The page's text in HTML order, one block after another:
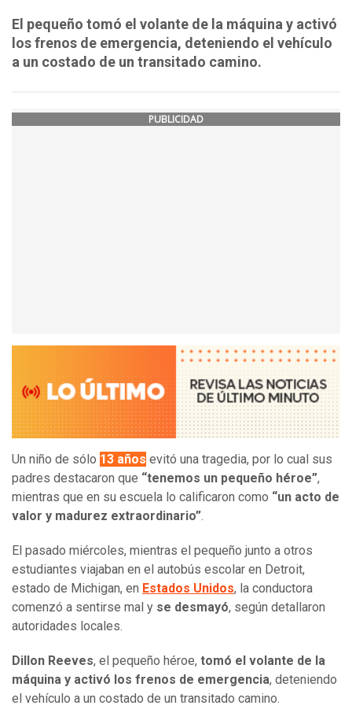
El pequeño tomó el volante de la máquina y activó
los frenos de emergencia, deteniendo el vehículo
a un costado de un transitado camino.
PUBLICIDAD
Un niño de sólo 13 años evitó una tragedia, por lo cual sus
padres destacaron que “tenemos un pequeño héroe”,
mientras que en su escuela lo calificaron como “un acto de
valor y madurez extraordinario”.
El pasado miércoles, mientras el pequeño junto a otros
estudiantes viajaban en el autobús escolar en Detroit,
estado de Michigan, en Estados Unidos, la conductora
comenzó a sentirse mal y se desmayó, según detallaron
autoridades locales.
Dillon Reeves, el pequeño héroe, tomó el volante de la
máquina y activó los frenos de emergencia, deteniendo
el vehículo a un costado de un transitado camino.